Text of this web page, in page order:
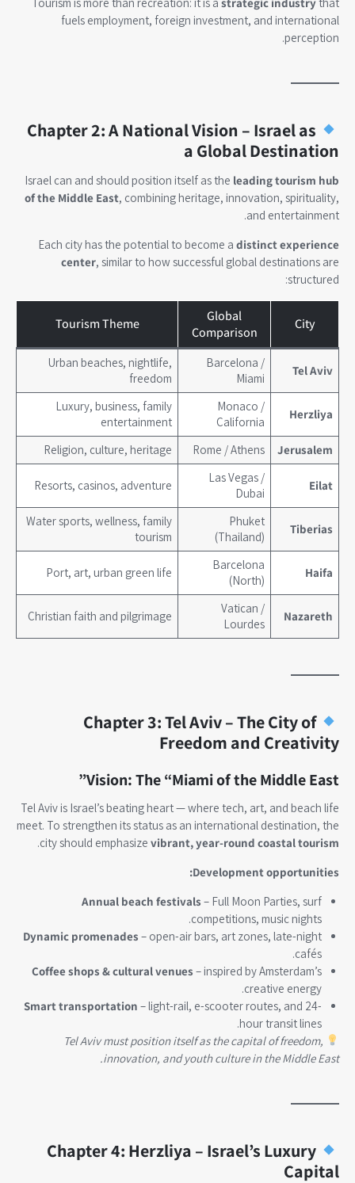
fuels employment, foreign investment, and international
perception.
Chapter 2: A National Vision – Israel as
a Global Destination
Israel can and should position itself as the leading tourism hub
of the Middle East, combining heritage, innovation, spirituality,
and entertainment.
Each city has the potential to become a distinct experience
center, similar to how successful global destinations are
structured:
City
Global
Comparison
Tourism Theme
Tel Aviv
Barcelona /
Miami
Urban beaches, nightlife,
freedom
Herzliya
Monaco /
California
Luxury, business, family
entertainment
Jerusalem
Rome / Athens
Religion, culture, heritage
Eilat
Las Vegas /
Dubai
Resorts, casinos, adventure
Tiberias
Phuket
(Thailand)
Water sports, wellness, family
tourism
Haifa
Barcelona
(North)
Port, art, urban green life
Nazareth
Vatican /
Lourdes
Christian faith and pilgrimage
Chapter 3: Tel Aviv – The City of
Freedom and Creativity
Vision: The “Miami of the Middle East”
Tel Aviv is Israel’s beating heart — where tech, art, and beach life
meet. To strengthen its status as an international destination, the
city should emphasize vibrant, year-round coastal tourism
.
Development opportunities:
Annual beach festivals – Full Moon Parties, surf
competitions, music nights.
Dynamic promenades – open-air bars, art zones, late-night
cafés.
Coffee shops & cultural venues – inspired by Amsterdam’s
creative energy.
Smart transportation – light-rail, e-scooter routes, and 24-
hour transit lines.
Tel Aviv must position itself as the capital of freedom,
innovation, and youth culture in the Middle East.
Chapter 4: Herzliya – Israel’s Luxury
Capital